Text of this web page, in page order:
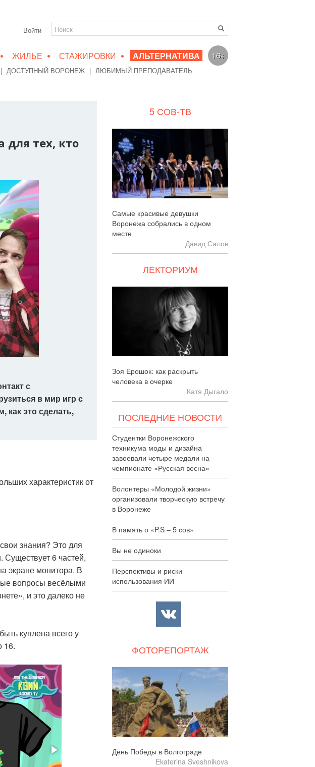
Войти
• ЖИЛЬЕ • СТАЖИРОВКИ • АЛЬТЕРНАТИВА
| ДОСТУПНЫЙ ВОРОНЕЖ | ЛЮБИМЫЙ ПРЕПОДАВАТЕЛЬ
16+
тех, кто
с
в мир игр с
как это сделать,
характеристик от
знания? Это для
Существует 6 частей,
экране монитора. В
вопросы весёлыми
и это далеко не
куплена всего у
16.
5 СОВ-ТВ
Самые красивые девушки
Воронежа собрались в одном
месте
Давид Салов
ЛЕКТОРИУМ
Зоя Ерошок: как раскрыть
человека в очерке
Катя Дыгало
ПОСЛЕДНИЕ НОВОСТИ
Студентки Воронежского
техникума моды и дизайна
завоевали четыре медали на
чемпионате «Русская весна»
Волонтеры «Молодой жизни»
организовали творческую встречу
в Воронеже
В память о «P.S – 5 сов»
Вы не одиноки
Перспективы и риски
использования ИИ
ФОТОРЕПОРТАЖ
День Победы в Волгограде
Ekaterina Sveshnikova